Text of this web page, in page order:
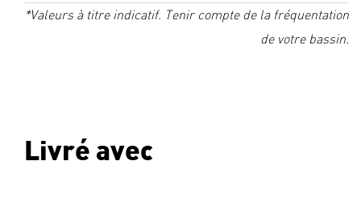
*Valeurs à titre indicatif. Tenir compte de la fréquentation
de votre bassin.
Livré avec